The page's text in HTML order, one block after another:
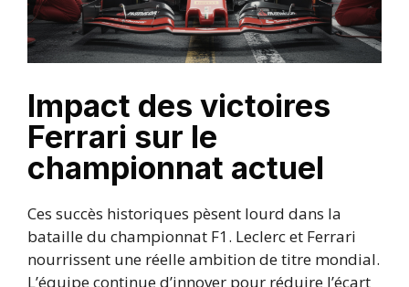
Impact des victoires
Ferrari sur le
championnat actuel
Ces succès historiques pèsent lourd dans la
bataille du championnat F1. Leclerc et Ferrari
nourrissent une réelle ambition de titre mondial.
L’équipe continue d’innover pour réduire l’écart